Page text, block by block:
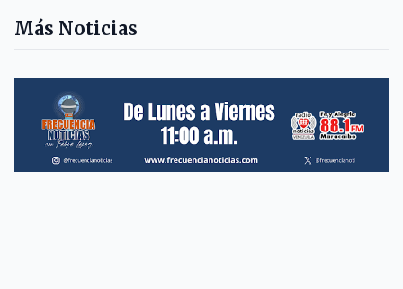
María Corina Machado agradece
de elecciones libres en Venezuela
Más Noticias